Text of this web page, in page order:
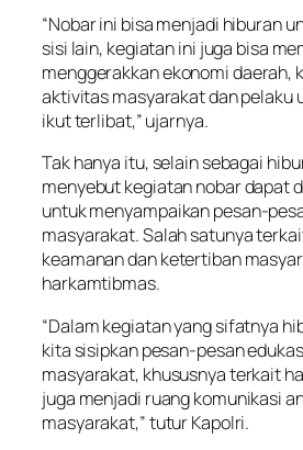
“Nobar ini bisa menjadi hiburan
sisi lain, kegiatan ini juga bisa
menggerakkan ekonomi daerah,
aktivitas masyarakat dan pelaku
ikut terlibat,” ujarnya.
Tak hanya itu, selain sebagai
menyebut kegiatan nobar dapat
untuk menyampaikan pesan-
masyarakat. Salah satunya
keamanan dan ketertiban
harkamtibmas.
“Dalam kegiatan yang sifatnya
kita sisipkan pesan-pesan
masyarakat, khususnya terkait
juga menjadi ruang komunikasi
masyarakat,” tutur Kapolri.